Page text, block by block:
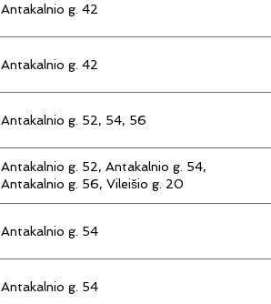
Antakalnio g. 42
Antakalnio g. 42
Antakalnio g. 52, 54, 56
Antakalnio g. 52, Antakalnio g. 54,
Antakalnio g. 56, Vileišio g. 20
Antakalnio g. 54
Antakalnio g. 54